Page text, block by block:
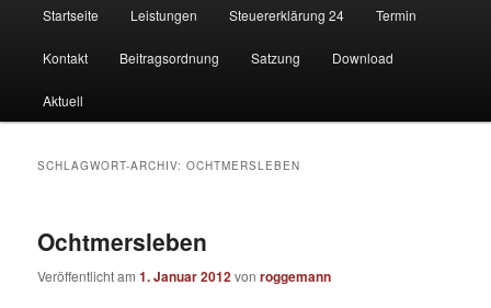
Startseite Leistungen Steuererklärung 24 Termin
Kontakt Beitragsordnung Satzung Download
Aktuell
SCHLAGWORT-ARCHIV:OCHTMERSLEBEN
Ochtmersleben
Veröffentlicht am1. Januar 2012vonroggemann